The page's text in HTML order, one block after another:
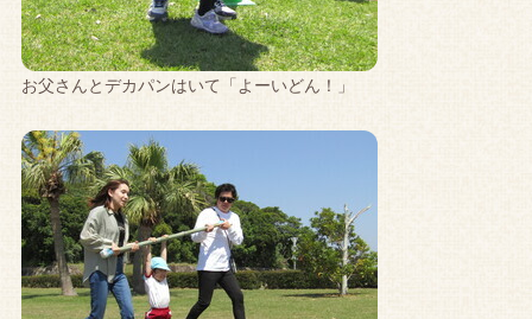
お父さんとデカパンはいて「よーいどん！」